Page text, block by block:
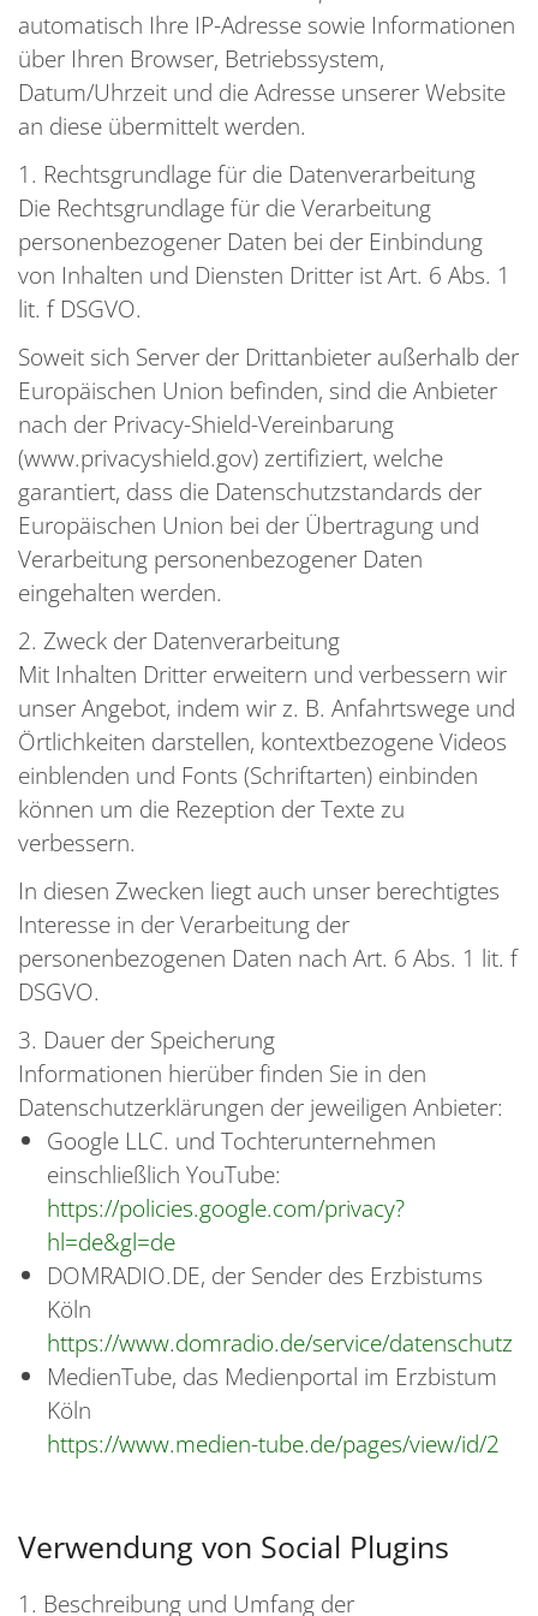
automatisch Ihre IP-Adresse sowie Informationen
über Ihren Browser, Betriebssystem,
Datum/Uhrzeit und die Adresse unserer Website
an diese übermittelt werden.
1. Rechtsgrundlage für die Datenverarbeitung
Die Rechtsgrundlage für die Verarbeitung
personenbezogener Daten bei der Einbindung
von Inhalten und Diensten Dritter ist Art. 6 Abs. 1
lit. f DSGVO.
Soweit sich Server der Drittanbieter außerhalb der
Europäischen Union befinden, sind die Anbieter
nach der Privacy-Shield-Vereinbarung
(www.privacyshield.gov) zertifiziert, welche
garantiert, dass die Datenschutzstandards der
Europäischen Union bei der Übertragung und
Verarbeitung personenbezogener Daten
eingehalten werden.
2. Zweck der Datenverarbeitung
Mit Inhalten Dritter erweitern und verbessern wir
unser Angebot, indem wir z. B. Anfahrtswege und
Örtlichkeiten darstellen, kontextbezogene Videos
einblenden und Fonts (Schriftarten) einbinden
können um die Rezeption der Texte zu
verbessern.
In diesen Zwecken liegt auch unser berechtigtes
Interesse in der Verarbeitung der
personenbezogenen Daten nach Art. 6 Abs. 1 lit. f
DSGVO.
3. Dauer der Speicherung
Informationen hierüber finden Sie in den
Datenschutzerklärungen der jeweiligen Anbieter:
Google LLC. und Tochterunternehmen
einschließlich YouTube:
https://policies.google.com/privacy?
hl=de&gl=de
DOMRADIO.DE, der Sender des Erzbistums
Köln
https://www.domradio.de/service/datenschutz
MedienTube, das Medienportal im Erzbistum
Köln
https://www.medien-tube.de/pages/view/id/2
Verwendung von Social Plugins
1. Beschreibung und Umfang der